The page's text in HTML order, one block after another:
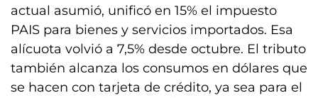
actual asumió, unificó en 15% el impuesto
PAIS para bienes y servicios importados. Esa
alícuota volvió a 7,5% desde octubre. El tributo
también alcanza los consumos en dólares que
se hacen con tarjeta de crédito, ya sea para el